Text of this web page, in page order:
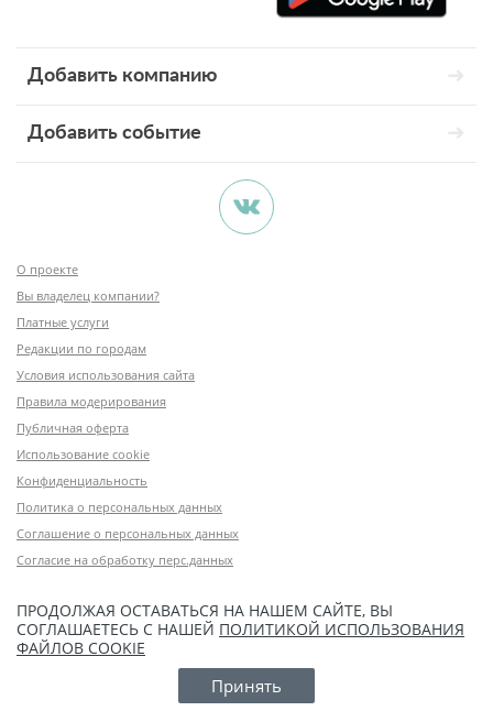
Добавить компанию
Добавить событие
О проекте
Вы владелец компании?
Платные услуги
Редакции по городам
Условия использования сайта
Правила модерирования
Публичная оферта
Использование cookie
Конфиденциальность
Политика о персональных данных
Соглашение о персональных данных
Согласие на обработку перс.данных
ПРОДОЛЖАЯ ОСТАВАТЬСЯ НА НАШЕМ САЙТЕ, ВЫ
СОГЛАШАЕТЕСЬ С НАШЕЙ ПОЛИТИКОЙ ИСПОЛЬЗОВАНИЯ
ФАЙЛОВ COOKIE
Принять